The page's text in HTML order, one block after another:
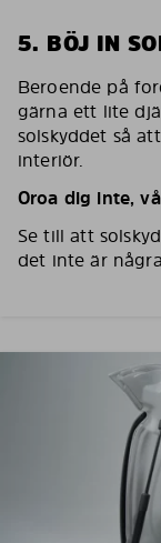
5. BÖJ IN
Beroende på
gärna ett lite
solskyddet så
interiör.
Oroa dig inte,
Se till att
det inte är